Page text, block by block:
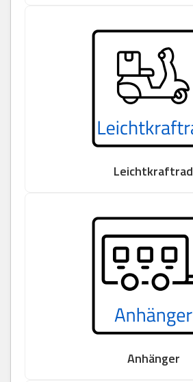
Leichtkraftrad
Anhänger